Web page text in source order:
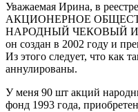
Уважаемая Ирина, в
АКЦИОНЕРНОЕ
НАРОДНЫЙ ЧЕКОВЫЙ
он создан в 2002 году и
Из этого следует, что как
аннулированы.
У меня 90 шт акций
фонд 1993 года,